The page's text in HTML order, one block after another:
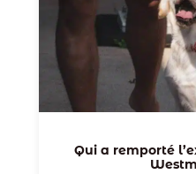
Qui a remporté